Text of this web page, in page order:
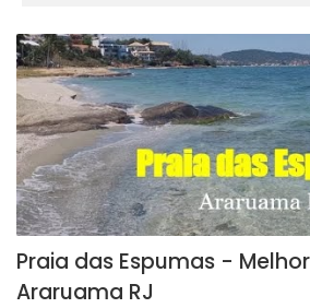
Praia das Espumas -
Araruama RJ